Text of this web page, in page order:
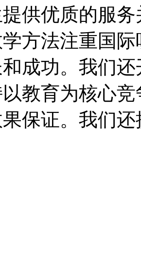
供优质的服
方法注重国
成功。我们
教育为核心
保证。我们